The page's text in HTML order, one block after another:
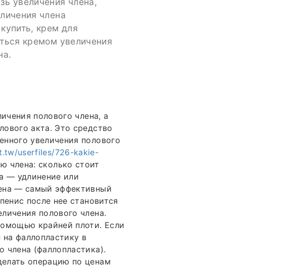
члена
крем для
кремом увеличения
полового члена, а
акта. Это средство
увеличения полового
userfiles/726-kakie-
члена: сколько стоит
— удлинение или
— самый эффективный
после нее становится
полового члена.
крайней плоти. Если
фаллопластику в
члена (фаллопластика).
операцию по ценам